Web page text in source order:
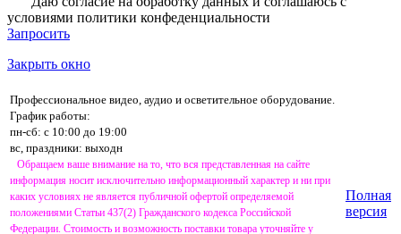
условиями политики конфеденциальности
Запросить
Закрыть окно
Профессиональное видео, аудио и осветительное оборудование.
График работы:
пн-сб: с 10:00 до 19:00
вс, праздники: выходн
Обращаем ваше внимание на то, что вся представленная на сайте
информация носит исключительно информационный характер и ни при
каких условиях не является публичной офертой определяемой
положениями Статьи 437(2) Гражданского кодекса Российской
Федерации. Стоимость и возможность поставки товара уточняйте у
Полная
версия